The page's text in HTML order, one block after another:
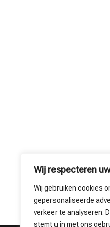
Wij respecteren
Wij gebruiken cookies
gepersonaliseerde
verkeer te analyseren.
stemt u in met ons